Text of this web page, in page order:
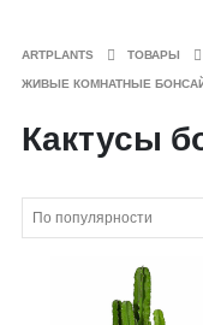
ARTPLANTS ТОВАРЫ
ЖИВЫЕ КОМНАТНЫЕ
Кактусы